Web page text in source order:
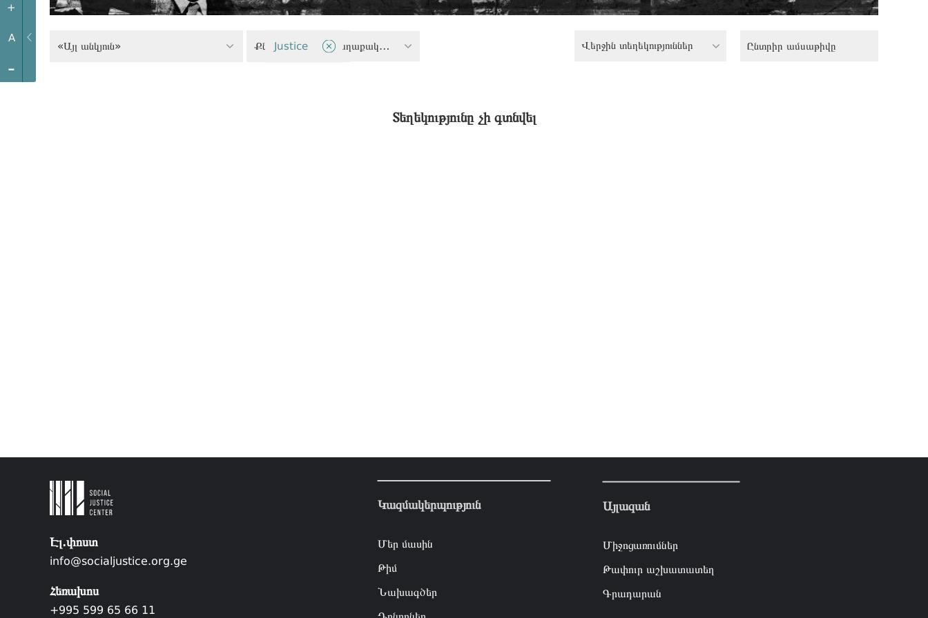
+
A
-
«Այլ անկյուն» Քննադատական քաղաքականություն
Justice Վերջին տեղեկություններ
Տեղեկությունը չի գտնվել
Էլ.փոստ
info@socialjustice.org.ge
Հեռախոս
+995 599 65 66 11
Կազմակերպություն
Մեր մասին
Թիմ
Նախագծեր
Այլազան
Միջոցառումներ
Թափուր աշխատատեղ
Գրադարան